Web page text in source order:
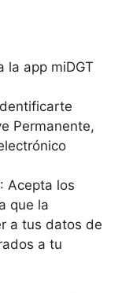
la app miDGT
Permanente,
: Acepta los
que la
a tus datos de
a tu